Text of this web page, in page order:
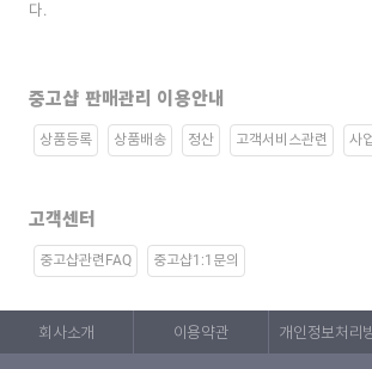
다.
중고샵 판매관리 이용안내
상품등록 상품배송 정산 고객서비스관련 사
고객센터
중고샵관련FAQ 중고샵1:1문의
회사소개 이용약관 개인정보처리